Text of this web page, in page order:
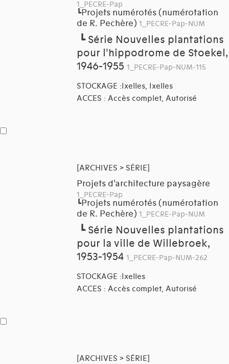
1_PECRE-Pap
┗Projets numérotés (numérotation
de R. Pechère) 1_PECRE-Pap-NUM
┗ Série Nouvelles plantations
pour l'hippodrome de Stoekel,
1946-1955 1_PECRE-Pap-NUM-115
STOCKAGE :Ixelles, Ixelles
ACCES : Accès complet, Autorisé
[ARCHIVES > SÉRIE]
Projets d'architecture paysagère
1_PECRE-Pap
┗Projets numérotés (numérotation
de R. Pechère) 1_PECRE-Pap-NUM
┗ Série Nouvelles plantations
pour la ville de Willebroek,
1953-1954 1_PECRE-Pap-NUM-262
STOCKAGE :Ixelles
ACCES : Accès complet, Autorisé
[ARCHIVES > SÉRIE]